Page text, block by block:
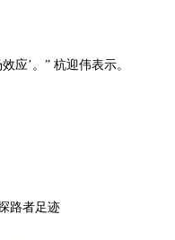
应’。” 杭迎伟表示。